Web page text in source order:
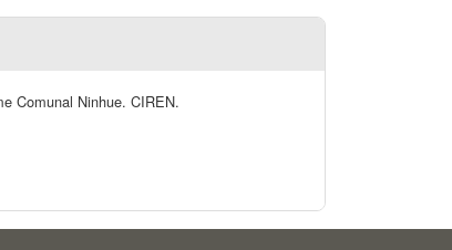
Comunal Ninhue. CIREN.